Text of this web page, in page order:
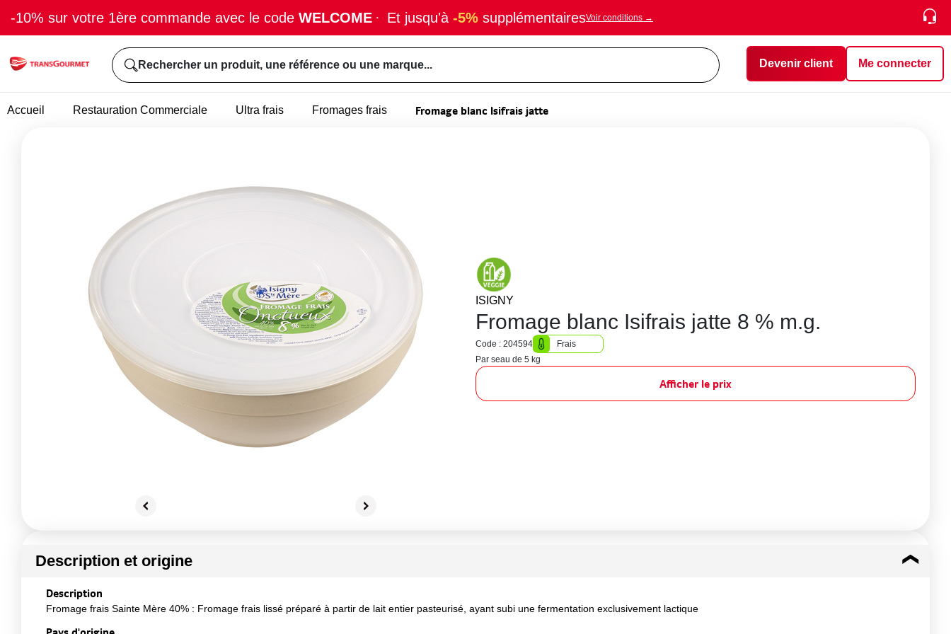
-10% sur votre 1ère commande avec le code WELCOME · Et jusqu'à -5% supplémentairesVoir conditions →
Rechercher un produit, une référence ou une marque... Devenir client Me connecter
Accueil Restauration Commerciale Ultra frais Fromages frais Fromage blanc Isifrais jatte
ISIGNY
Fromage blanc Isifrais jatte 8 % m.g.
Code : 204594
Frais
Par seau de 5 kg
Afficher le prix
Description et origine
Description
Fromage frais Sainte Mère 40% : Fromage frais lissé préparé à partir de lait entier pasteurisé, ayant subi une fermentation exclusivement lactique